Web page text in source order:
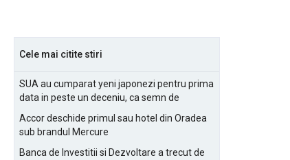
Cele mai citite stiri
SUA au cumparat yeni japonezi pentru prima
data in peste un deceniu, ca semn de
Accor deschide primul sau hotel din Oradea
sub brandul Mercure
Banca de Investitii si Dezvoltare a trecut de